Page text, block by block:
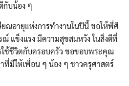
กับน้อง ๆ
ณอายุแห่งการทำงานในปีนี้ ขอให้พี่ศิ
แข็งแรง มีความสุขสมหวัง ในสิ่งดีที่
ใช้ชีวิตกับครอบครัว ขอขอบพระคุณ
ที่มีให้เพื่อน ๆ น้อง ๆ ชาวครุศาสตร์